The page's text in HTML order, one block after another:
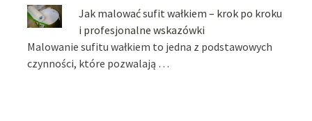
Jak malować sufit wałkiem – krok po kroku
i profesjonalne wskazówki
Malowanie sufitu wałkiem to jedna z podstawowych
czynności, które pozwalają …